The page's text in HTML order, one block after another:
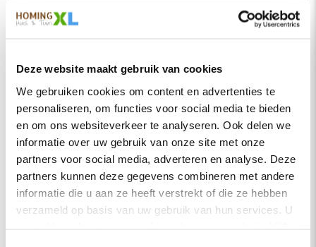
Deze website maakt gebruik van cookies
We gebruiken cookies om content en advertenties te
personaliseren, om functies voor social media te bieden
en om ons websiteverkeer te analyseren. Ook delen we
informatie over uw gebruik van onze site met onze
partners voor social media, adverteren en analyse. Deze
partners kunnen deze gegevens combineren met andere
informatie die u aan ze heeft verstrekt of die ze hebben
verzameld op basis van uw gebruik van hun services. U
Vraag dan een stukje van de stof op via de knop "kleurstaal
aanvragen".
Zitdiepte: 44 cm
Zithoogte: 51 cm
Stof
Element stof is een velours stofsoort met een zachte
uitstraling. Door de velours stof krijgt de bank een zeer
opvallende en rijke uitstraling. De Element stof is geschikt
voor zowel een modern als een klassiek interieur.
Samenstelling:
100% PES (polyester)
hengelo-recht-180-elm19
Montage
Soort
Eetkamerbanken
Vorm
Serie
Hengelo
Kleur
Fuchsia
Materiaal
Zitbreedte
180 cm
Zitdiepte
44 cm